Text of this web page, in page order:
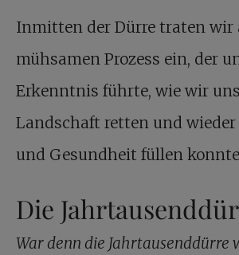
Inmitten der Dürre traten wir
mühsamen Prozess ein, der
Erkenntnis führte, wie wir
Landschaft retten und
und Gesundheit füllen
Die
War denn die Jahrtausenddürre